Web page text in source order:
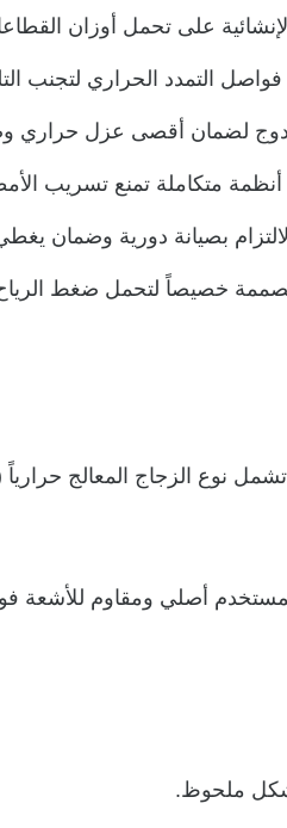
على تحمل أوزان
التمدد الحراري لتجنب
لضمان أقصى عزل حراري
متكاملة تمنع تسريب
بصيانة دورية وضمان
خصيصاً لتحمل ضغط الرياح
تشمل نوع الزجاج المعالج
أصلي ومقاوم
ملحوظ.